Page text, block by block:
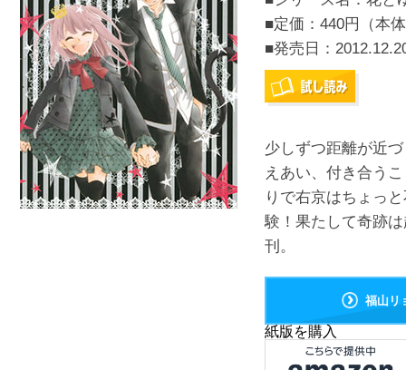
■定価：440円（本
■発売日：
少しずつ距離が近
えあい、付き合う
りで右京はちょっ
験！果たして奇跡
刊。
福山リ
紙版を購入